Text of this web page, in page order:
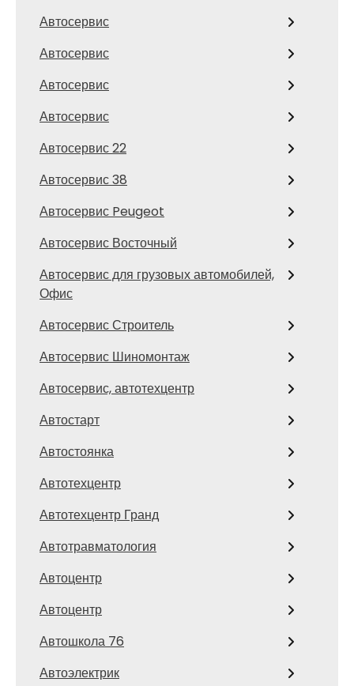
Автосервис
Автосервис
Автосервис
Автосервис
Автосервис 22
Автосервис 38
Автосервис Peugeot
Автосервис Восточный
Автосервис для грузовых автомобилей,
Офис
Автосервис Строитель
Автосервис Шиномонтаж
Автосервис, автотехцентр
Автостарт
Автостоянка
Автотехцентр
Автотехцентр Гранд
Автотравматология
Автоцентр
Автоцентр
Автошкола 76
Автоэлектрик